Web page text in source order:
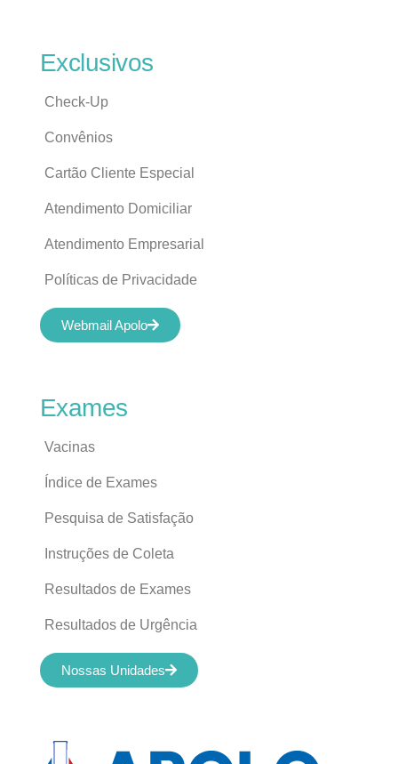
Exames
Vacinas
Índice de Exames
Pesquisa de Satisfação
Instruções de Coleta
Resultados de Exames
Resultados de Urgência
Nossas Unidades
Exclusivos
Check-Up
Convênios
Cartão Cliente Especial
Atendimento Domiciliar
Atendimento Empresarial
Políticas de Privacidade
Webmail Apolo